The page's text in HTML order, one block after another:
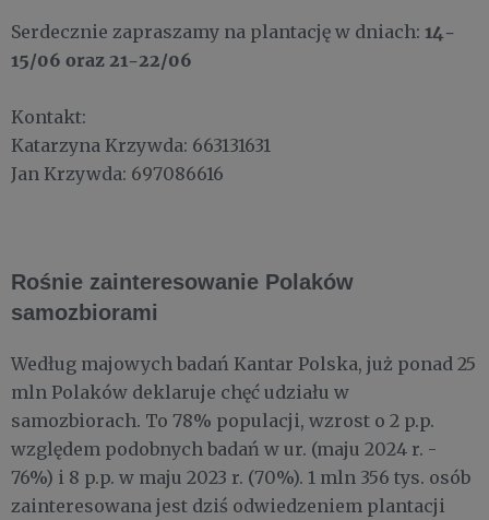
Serdecznie zapraszamy na plantację w dniach: 14-
15/06 oraz 21-22/06
Kontakt:
Katarzyna Krzywda: 663131631
Jan Krzywda: 697086616
Rośnie zainteresowanie Polaków
samozbiorami
Według majowych badań Kantar Polska, już ponad 25
mln Polaków deklaruje chęć udziału w
samozbiorach. To 78% populacji, wzrost o 2 p.p.
względem podobnych badań w ur. (maju 2024 r. -
76%) i 8 p.p. w maju 2023 r. (70%). 1 mln 356 tys. osób
zainteresowana jest dziś odwiedzeniem plantacji